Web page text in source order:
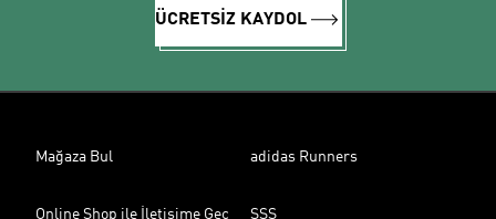
ÜCRETSİZ KAYDOL
Mağaza Bul adidas Runners
Online Shop ile İletişime Geç SSS